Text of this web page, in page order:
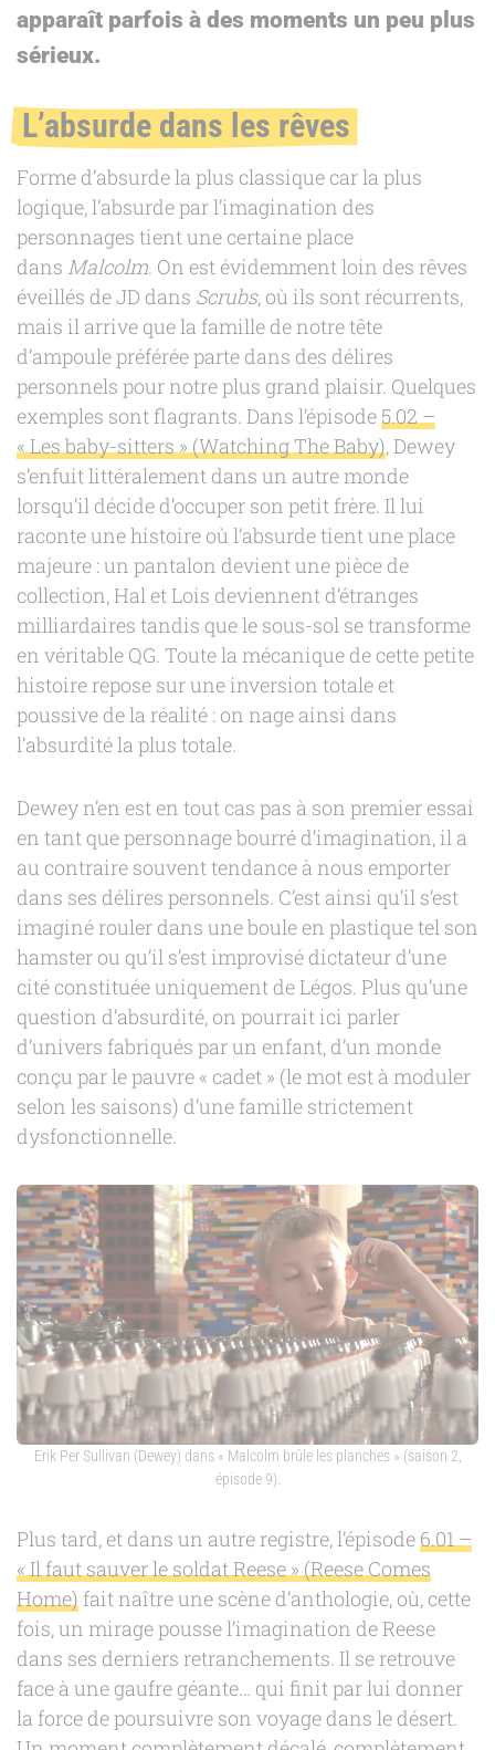
apparaît parfois à des moments un peu plus
sérieux.
L’absurde dans les rêves
Forme d’absurde la plus classique car la plus
logique, l’absurde par l’imagination des
personnages tient une certaine place
dans Malcolm. On est évidemment loin des rêves
éveillés de JD dans Scrubs, où ils sont récurrents,
mais il arrive que la famille de notre tête
d’ampoule préférée parte dans des délires
personnels pour notre plus grand plaisir. Quelques
exemples sont flagrants. Dans l’épisode5.02 –
« Les baby-sitters » (Watching The Baby), Dewey
s’enfuit littéralement dans un autre monde
lorsqu’il décide d’occuper son petit frère. Il lui
raconte une histoire où l’absurde tient une place
majeure : un pantalon devient une pièce de
collection, Hal et Lois deviennent d’étranges
milliardaires tandis que le sous-sol se transforme
en véritable QG. Toute la mécanique de cette petite
histoire repose sur une inversion totale et
poussive de la réalité : on nage ainsi dans
l’absurdité la plus totale.
Dewey n’en est en tout cas pas à son premier essai
en tant que personnage bourré d’imagination, il a
au contraire souvent tendance à nous emporter
dans ses délires personnels. C’est ainsi qu’il s’est
imaginé rouler dans une boule en plastique tel son
hamster ou qu’il s’est improvisé dictateur d’une
cité constituée uniquement de Légos. Plus qu’une
question d’absurdité, on pourrait ici parler
d’univers fabriqués par un enfant, d’un monde
conçu par le pauvre « cadet » (le mot est à moduler
selon les saisons) d’une famille strictement
dysfonctionnelle.
Erik Per Sullivan (Dewey) dans « Malcolm brûle les planches » (saison 2,
épisode 9).
Plus tard, et dans un autre registre, l’épisode6.01 –
« Il faut sauver le soldat Reese » (Reese Comes
Home) fait naître une scène d’anthologie, où, cette
fois, un mirage pousse l’imagination de Reese
dans ses derniers retranchements. Il se retrouve
face à une gaufre géante… qui finit par lui donner
la force de poursuivre son voyage dans le désert.